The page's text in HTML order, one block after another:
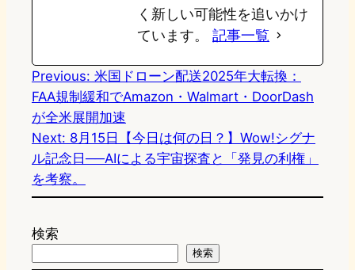
く新しい可能性を追いかけ
ています。 記事一覧
Previous: 米国ドローン配送2025年大転換：
FAA規制緩和でAmazon・Walmart・DoorDash
が全米展開加速
Next: 8月15日【今日は何の日？】Wow!シグナ
ル記念日──AIによる宇宙探査と「発見の利権」
を考察。
検索
検索